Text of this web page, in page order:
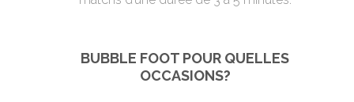
BUBBLE FOOT POUR QUELLES
OCCASIONS?